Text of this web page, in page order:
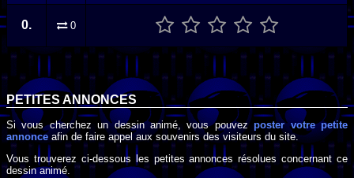
0. 0
PETITES ANNONCES
Si vous cherchez un dessin animé, vous pouvezposter votre petite
annonce afin de faire appel aux souvenirs des visiteurs du site.
Vous trouverez ci-dessous les petites annonces résolues concernant ce
dessin animé.